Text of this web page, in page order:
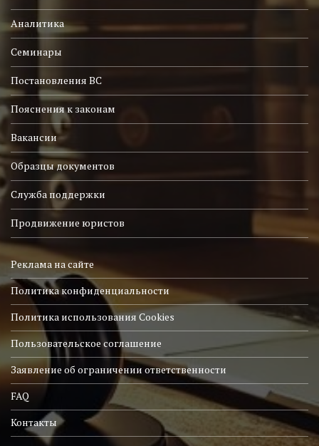
Аналитика
Семинары
Постановления ВС
Пояснения к законам
Вакансии
Образцы документов
Служба поддержки
Продвижение юристов
Реклама на сайте
Политика конфиденциальности
Политика использования Cookies
Пользовательское соглашение
Заявление об ограничении ответственности
FAQ
Контакты